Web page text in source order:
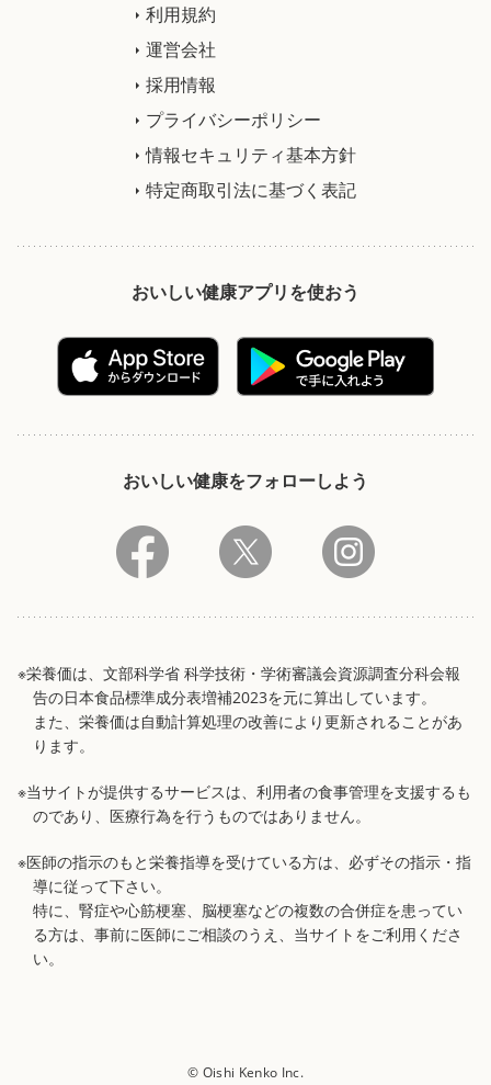
利用規約
運営会社
採用情報
プライバシーポリシー
情報セキュリティ基本方針
特定商取引法に基づく表記
おいしい健康アプリを使おう
おいしい健康をフォローしよう
※栄養価は、文部科学省 科学技術・学術審議会資源調査分科会報
告の日本食品標準成分表増補2023を元に算出しています。
また、栄養価は自動計算処理の改善により更新されることがあ
ります。
※当サイトが提供するサービスは、利用者の食事管理を支援するも
のであり、医療行為を行うものではありません。
※医師の指示のもと栄養指導を受けている方は、必ずその指示・指
導に従って下さい。
特に、腎症や心筋梗塞、脳梗塞などの複数の合併症を患ってい
る方は、事前に医師にご相談のうえ、当サイトをご利用くださ
い。
© Oishi Kenko Inc.